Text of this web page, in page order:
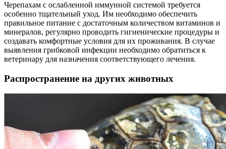
Черепахам с ослабленной иммунной системой требуется
особенно тщательный уход. Им необходимо обеспечить
правильное питание с достаточным количеством витаминов и
минералов, регулярно проводить гигиенические процедуры и
создавать комфортные условия для их проживания. В случае
выявления грибковой инфекции необходимо обратиться к
ветеринару для назначения соответствующего лечения.
Распространение на других животных